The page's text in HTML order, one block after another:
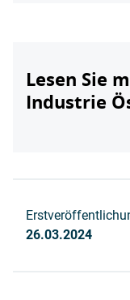
Lesen Sie
Industrie
26.03.2024